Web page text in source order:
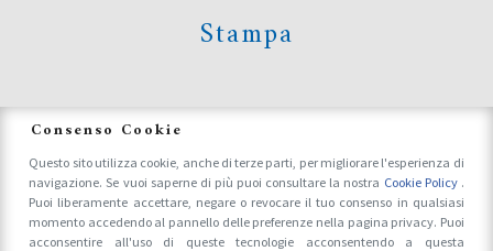
Stampa
Accrediti Stampa e Fotografi
Consenso Cookie
Questo sito utilizza cookie, anche di terze parti, per migliorare l'esperienza di
navigazione. Se vuoi saperne di più puoi consultare la nostra Cookie Policy .
Puoi liberamente accettare, negare o revocare il tuo consenso in qualsiasi
momento accedendo al pannello delle preferenze nella pagina privacy. Puoi
acconsentire all'uso di queste tecnologie acconsentendo a questa